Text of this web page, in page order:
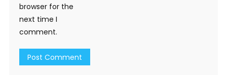
browser for the
next time I
comment.